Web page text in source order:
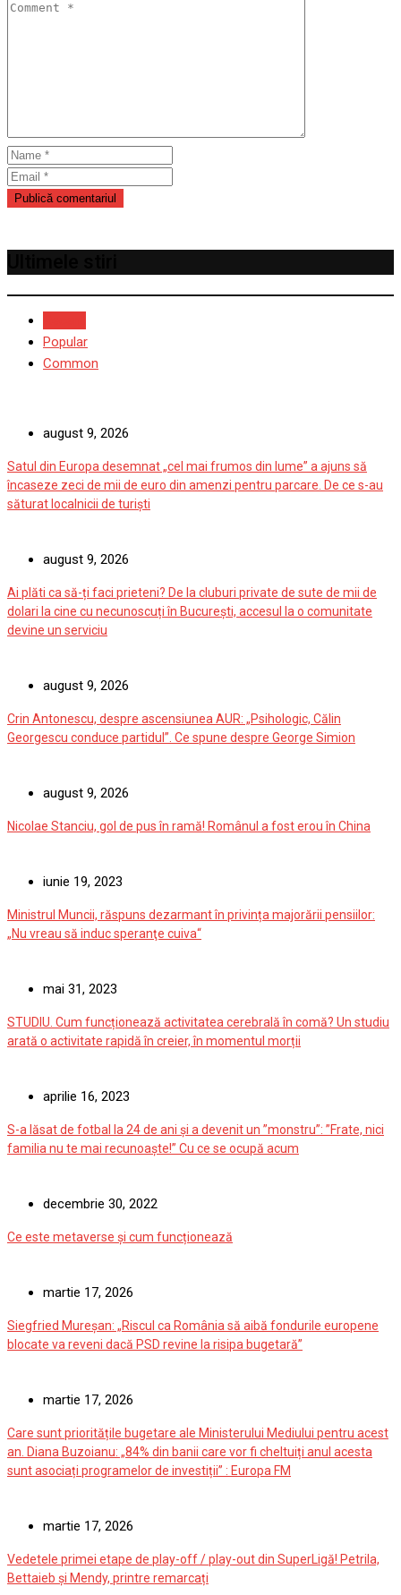
Popular
Common
august 9, 2026
Satul din Europa desemnat „cel mai frumos din lume” a ajuns să
încaseze zeci de mii de euro din amenzi pentru parcare. De ce s-au
săturat localnicii de turiști
august 9, 2026
Ai plăti ca să-ți faci prieteni? De la cluburi private de sute de mii de
dolari la cine cu necunoscuți în București, accesul la o comunitate
devine un serviciu
august 9, 2026
Crin Antonescu, despre ascensiunea AUR: „Psihologic, Călin
Georgescu conduce partidul”. Ce spune despre George Simion
august 9, 2026
Nicolae Stanciu, gol de pus în ramă! Românul a fost erou în China
iunie 19, 2023
Ministrul Muncii, răspuns dezarmant în privința majorării pensiilor:
„Nu vreau să induc speranţe cuiva“
mai 31, 2023
STUDIU. Cum funcționează activitatea cerebrală în comă? Un studiu
arată o activitate rapidă în creier, în momentul morții
aprilie 16, 2023
S-a lăsat de fotbal la 24 de ani și a devenit un ”monstru”: ”Frate, nici
familia nu te mai recunoaște!” Cu ce se ocupă acum
decembrie 30, 2022
Ce este metaverse și cum funcționează
martie 17, 2026
Siegfried Mureșan: „Riscul ca România să aibă fondurile europene
blocate va reveni dacă PSD revine la risipa bugetară”
martie 17, 2026
Care sunt prioritățile bugetare ale Ministerului Mediului pentru acest
an. Diana Buzoianu: „84% din banii care vor fi cheltuiți anul acesta
sunt asociați programelor de investiții” : Europa FM
martie 17, 2026
Vedetele primei etape de play-off / play-out din SuperLigă! Petrila,
Bettaieb și Mendy, printre remarcați